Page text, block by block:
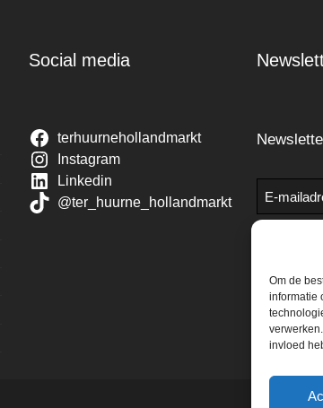
Om de
informatie
invloed
Social media
terhuurnehollandmarkt
Instagram
Linkedin
@ter_huurne_hollandmarkt
E-
mailadres